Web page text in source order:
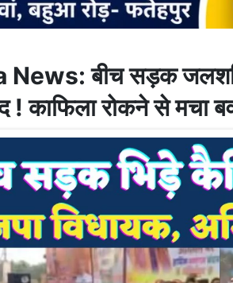
बीच सड़क
! काफिला रोकने से